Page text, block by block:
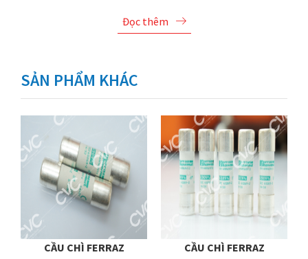
Đọc thêm
SẢN PHẨM KHÁC
CẦU CHÌ FERRAZ
CẦU CHÌ FERRAZ